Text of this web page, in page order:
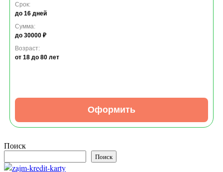
Срок:
до 16 дней
Сумма:
до 30000 ₽
Возраст:
от 18 до 80 лет
Оформить
Поиск
Поиск